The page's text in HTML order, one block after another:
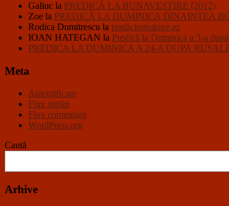
Galiuc la PREDICĂ LA BUNAVESTIRE (2012)
Zoe la PREDICĂ LA DUMINICA DINAINTEA
Rodica Dumitrescu la prediciortodoxe.ro
IOAN HATEGAN la Predică la Duminica a 3-a
PREDICA LA DUMINICA A 24-A DUPA RUSALII
Meta
Autentificare
Flux intrări
Flux comentarii
WordPress.org
Caută
Arhive